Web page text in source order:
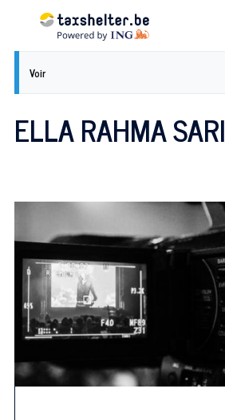
Aller au contenu principal
ONGLETS
PRINCIPAUX
Voir
ELLA RAHMA SARI